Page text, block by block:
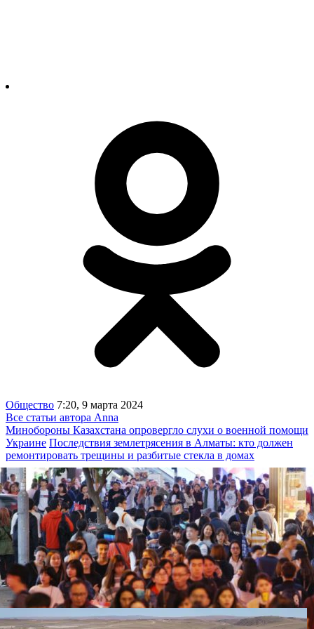
Общество 7:20, 9 марта 2024
Все статьи автора Anna
Минобороны Казахстана опровергло слухи о военной помощи
Украине Последствия землетрясения в Алматы: кто должен
ремонтировать трещины и разбитые стекла в домах